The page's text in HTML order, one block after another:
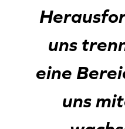
uns
eine
uns